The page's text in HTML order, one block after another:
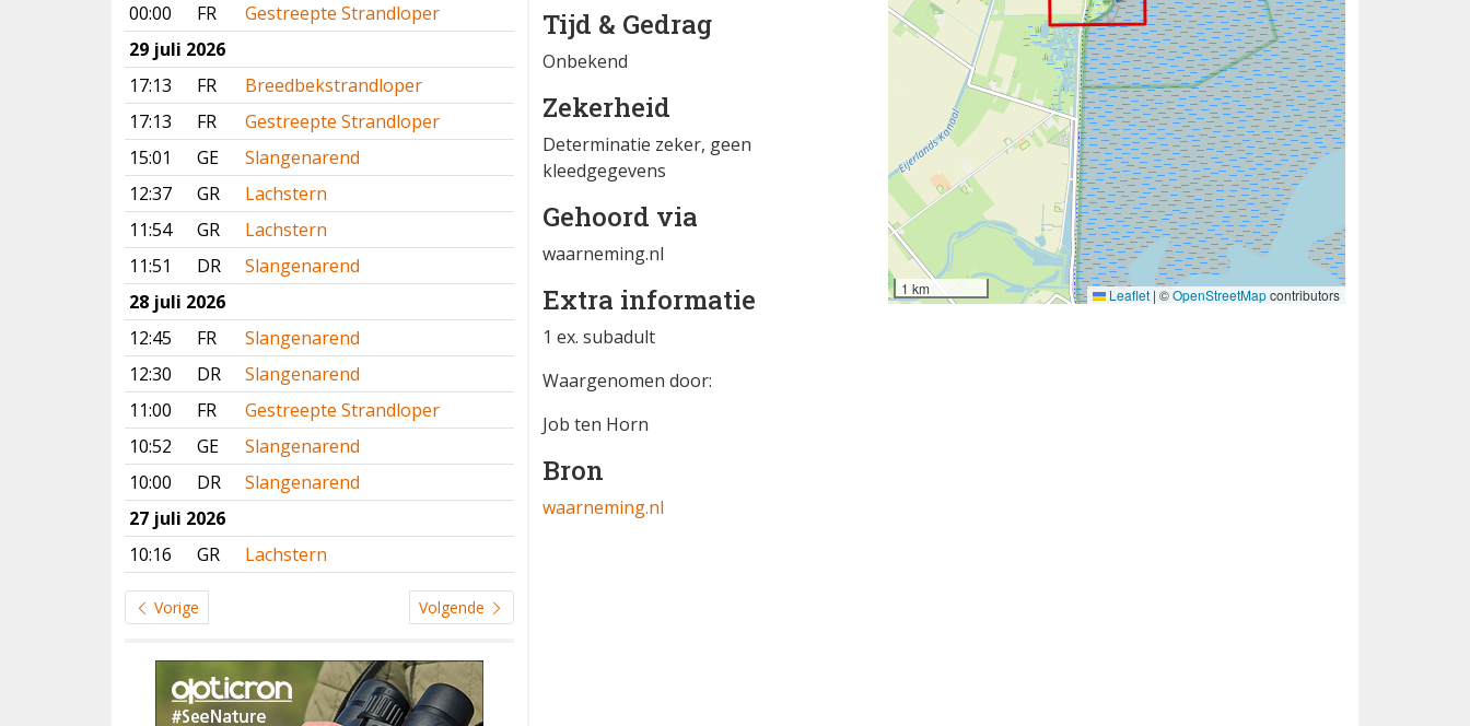
00:00
FR
Gestreepte Strandloper
29 juli 2026
17:13
FR
Breedbekstrandloper
17:13
FR
Gestreepte Strandloper
15:01
GE
Slangenarend
12:37
GR
Lachstern
11:54
GR
Lachstern
11:51
DR
Slangenarend
28 juli 2026
12:45
FR
Slangenarend
12:30
DR
Slangenarend
11:00
FR
Gestreepte Strandloper
10:52
GE
Slangenarend
10:00
DR
Slangenarend
27 juli 2026
10:16
GR Lachstern
Vorige Volgende
Tijd & Gedrag
Onbekend
Zekerheid
Determinatie zeker, geen
kleedgegevens
Gehoord via
waarneming.nl
Extra informatie
1 ex. subadult
Waargenomen door:
Job ten Horn
Bron
waarneming.nl
1 km Leaflet | ©OpenStreetMapcontributors